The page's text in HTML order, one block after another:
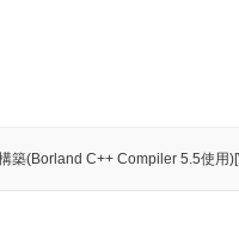
構築(Borland C++ Compiler 5.5使用